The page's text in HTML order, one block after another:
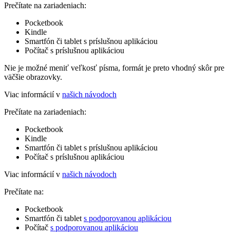
Prečítate na zariadeniach:
Pocketbook
Kindle
Smartfón či tablet s príslušnou aplikáciou
Počítač s príslušnou aplikáciou
Nie je možné meniť veľkosť písma, formát je preto vhodný skôr pre
väčšie obrazovky.
Viac informácií v našich návodoch
Prečítate na zariadeniach:
Pocketbook
Kindle
Smartfón či tablet s príslušnou aplikáciou
Počítač s príslušnou aplikáciou
Viac informácií v našich návodoch
Prečítate na:
Pocketbook
Smartfón či tablet s podporovanou aplikáciou
Počítač s podporovanou aplikáciou